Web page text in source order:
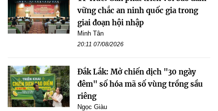
vững chắc an ninh quốc gia trong
giai đoạn hội nhập
Minh Tân
20:11 07/08/2026
Đắk Lắk: Mở chiến dịch "30 ngày
đêm" số hóa mã số vùng trồng sầu
riêng
Ngọc Giàu